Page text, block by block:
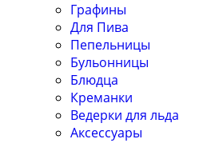
Графины
Для Пива
Пепельницы
Бульонницы
Блюдца
Креманки
Ведерки для льда
Аксессуары